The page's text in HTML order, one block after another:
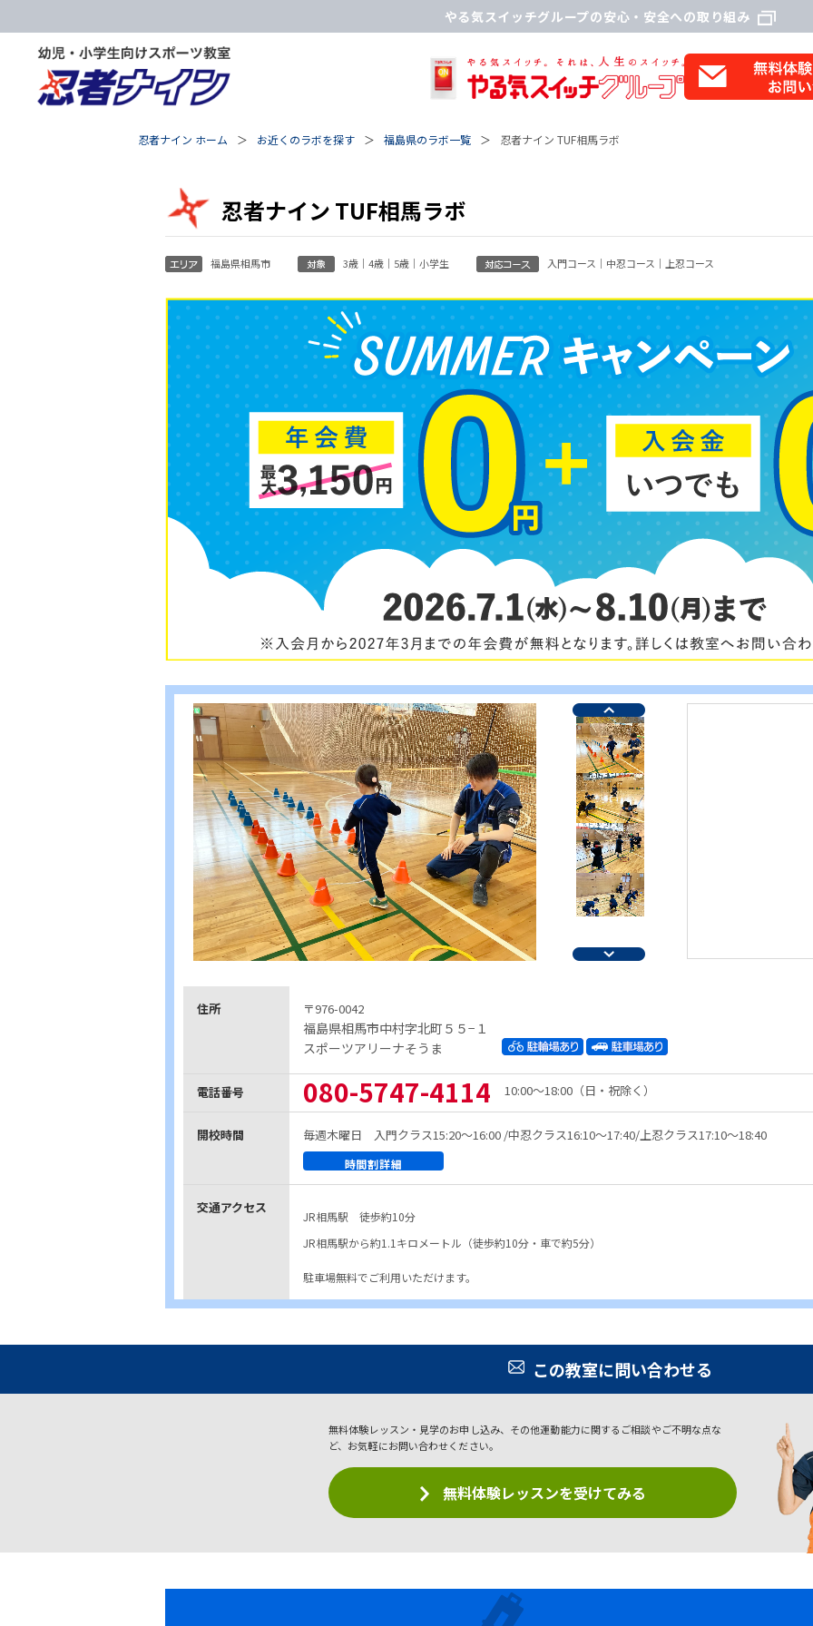
やる気スイッチグループの安心・安全への取り組み
忍者ナイン ホーム お近くのラボを探す 福島県のラボ一覧 忍者ナイン TUF相馬ラボ
忍者ナイン TUF相馬ラボ
福島県相馬市 3歳｜4歳｜5歳｜小学生 入門コース｜中忍コース｜上忍コース
住所 〒976-0042
福島県相馬市中村字北町５５−１
スポーツアリーナそうま
電話番号 080-5747-4114 10:00～18:00（日・祝除く）
開校時間 毎週木曜日 入門クラス15:20～16:00 /中忍クラス16:10～17:40/上忍クラス17:10～18:40
時間割詳細
交通アクセス
JR相馬駅 徒歩約10分
JR相馬駅から約1.1キロメートル（徒歩約10分・車で約5分）
駐車場無料でご利用いただけます。
この教室に問い合わせる
無料体験レッスン・見学のお申し込み、その他運動能力に関するご相談やご不明な点な
ど、お気軽にお問い合わせください。
無料体験レッスンを受けてみる